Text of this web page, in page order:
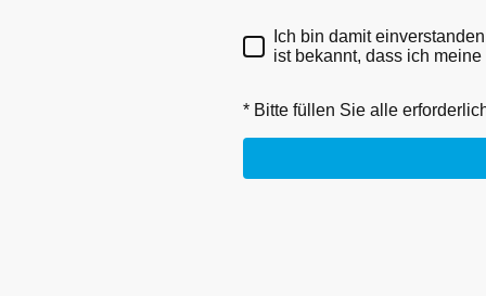
Ich bin damit
ist bekannt, dass ich
* Bitte füllen Sie alle